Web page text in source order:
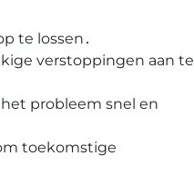
te lossen․
verstoppingen aan te
probleem snel en
toekomstige